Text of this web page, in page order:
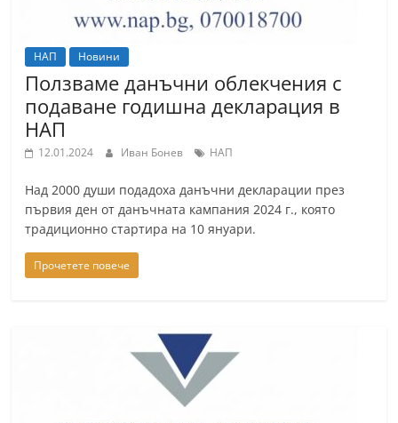
НАП Новини
Ползваме данъчни облекчения с
подаване годишна декларация в
НАП
12.01.2024 Иван Бонев НАП
Над 2000 души подадоха данъчни декларации през
първия ден от данъчната кампания 2024 г., която
традиционно стартира на 10 януари.
Прочетете повече